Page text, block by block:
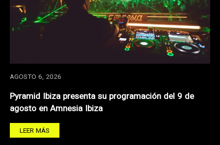
AGOSTO 6, 2026
Pyramid Ibiza presenta su programación del 9 de
agosto en Amnesia Ibiza
LEER MÁS